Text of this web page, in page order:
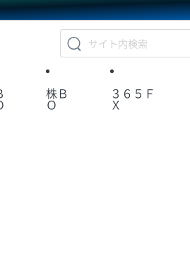
株Ｂ
Ｏ
３６５Ｆ
Ｘ